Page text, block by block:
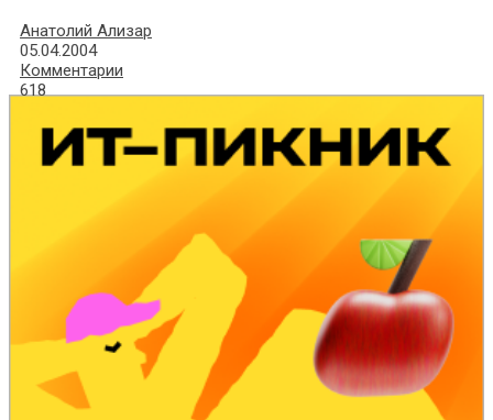
Анатолий Ализар
05.04.2004
Комментарии
618